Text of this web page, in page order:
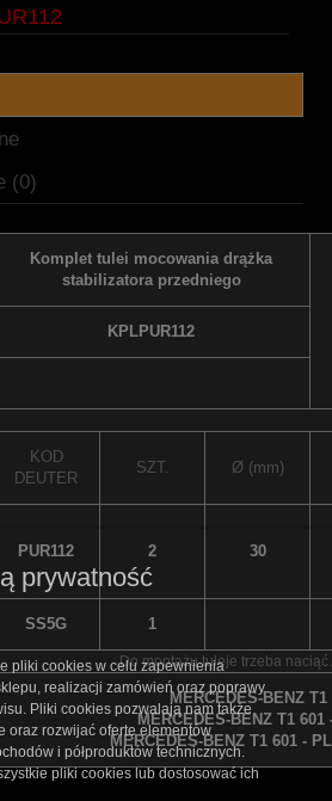
(0)
Komplet tulei mocowania drążka
stabilizatora przedniego
KPLPUR112
KOD
DEUTER
SZT. Ø (mm)
PUR112 2 30
SS5G 1
Do montażu tuleje trzeba naciąć.
MERCEDES-BENZ
MERCEDES-BENZ T1 601
MERCEDES-BENZ T1 601 -
prywatność
pliki cookies w celu zapewnienia
realizacji zamówień oraz poprawy
Pliki cookies pozwalają nam także
oraz rozwijać ofertę elementów
i półproduktów technicznych.
pliki cookies lub dostosować ich